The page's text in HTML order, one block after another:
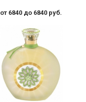
от 6840 до 6840 руб.